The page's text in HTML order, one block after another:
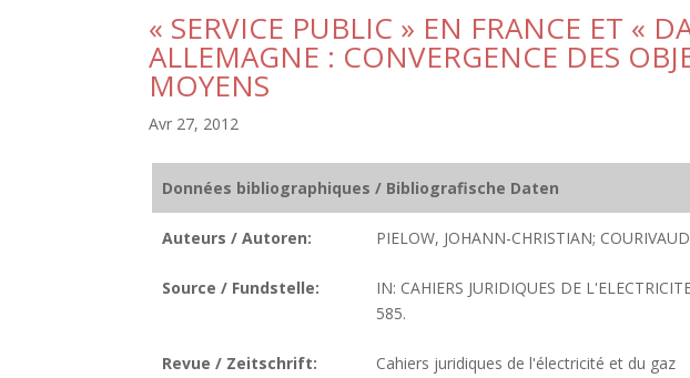
« SERVICE PUBLIC » EN FRANCE ET «
ALLEMAGNE : CONVERGENCE DES
MOYENS
Avr 27, 2012
Données bibliographiques / Bibliografische Daten
Auteurs / Autoren: PIELOW, JOHANN-CHRISTIAN;
Source / Fundstelle:
IN: CAHIERS JURIDIQUES DE
585.
Revue / Zeitschrift: Cahiers juridiques de l'électricité et du gaz